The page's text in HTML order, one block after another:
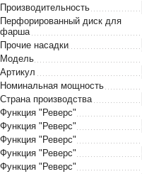
Производительность
Перфорированный диск для
фарша
Прочие насадки
Модель
Артикул
Номинальная мощность
Страна производства
Функция "Реверс"
Функция "Реверс"
Функция "Реверс"
Функция "Реверс"
Функция "Реверс"